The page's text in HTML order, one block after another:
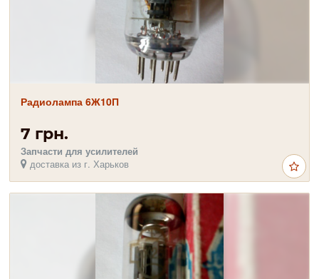
Радиолампа 6Ж10П
7 грн.
Запчасти для усилителей
доставка из г. Харьков